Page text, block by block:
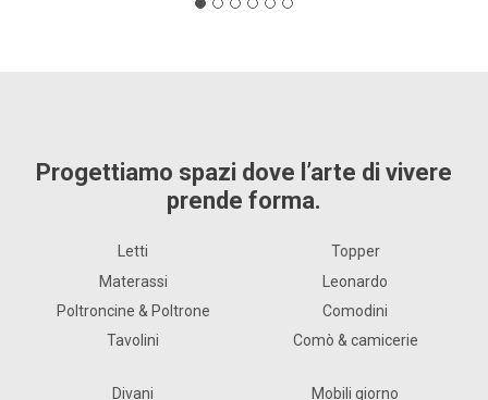
Progettiamo spazi dove l’arte di vivere
prende forma.
Letti
Materassi
Poltroncine & Poltrone
Tavolini
Topper
Leonardo
Comodini
Comò & camicerie
Divani
Mobili giorno